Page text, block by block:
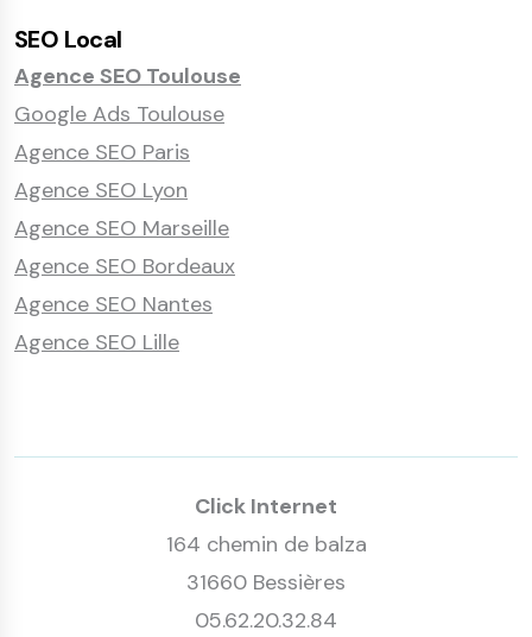
SEO Local
Agence SEO Toulouse
Google Ads Toulouse
Agence SEO Paris
Agence SEO Lyon
Agence SEO Marseille
Agence SEO Bordeaux
Agence SEO Nantes
Agence SEO Lille
Click Internet
164 chemin de balza
31660 Bessières
05.62.20.32.84